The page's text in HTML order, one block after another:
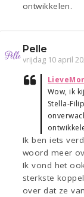
ontwikkelen.
Pelle
vrijdag 10 april
Wow, ik
Stella-
Ik ben iets
woord meer
Ik vond het
sterkste
over dat ze